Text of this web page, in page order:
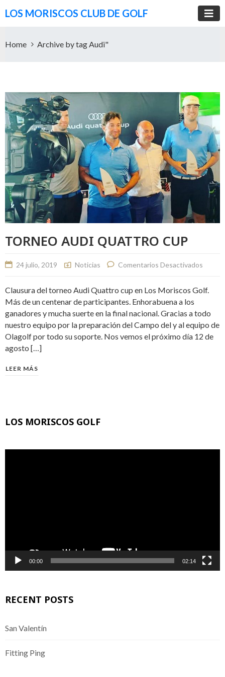
LOS MORISCOS CLUB DE GOLF
Home Archive by tag Audi"
TORNEO AUDI QUATTRO CUP
24 julio, 2019 Noticias Comentarios Desactivados
Clausura del torneo Audi Quattro cup en Los Moriscos Golf.
Más de un centenar de participantes. Enhorabuena a los
ganadores y mucha suerte en la final nacional. Gracias a todo
nuestro equipo por la preparación del Campo del y al equipo de
Olagolf por todo su soporte. Nos vemos el próximo día 12 de
agosto […]
LEER MÁS
LOS MORISCOS GOLF
00:00 02:14
RECENT POSTS
San Valentín
Fitting Ping